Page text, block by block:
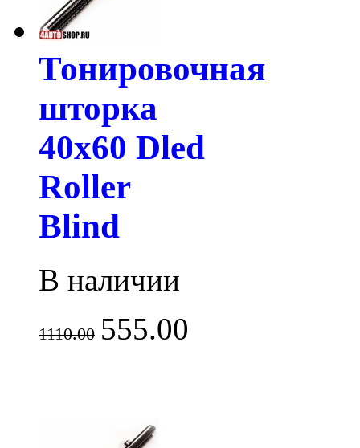
Тонировочная
шторка
40х60 Dled
Roller
Blind
В наличии
1110.00 555.00